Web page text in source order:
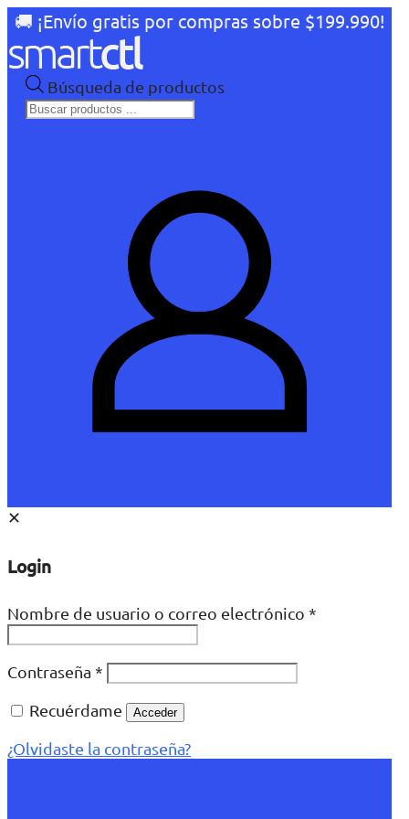
🚚 ¡Envío gratis por compras sobre $199.990!
Búsqueda de productos
✕
Login
Nombre de usuario o correo electrónico *
Contraseña *
Recuérdame
Acceder
¿Olvidaste la contraseña?